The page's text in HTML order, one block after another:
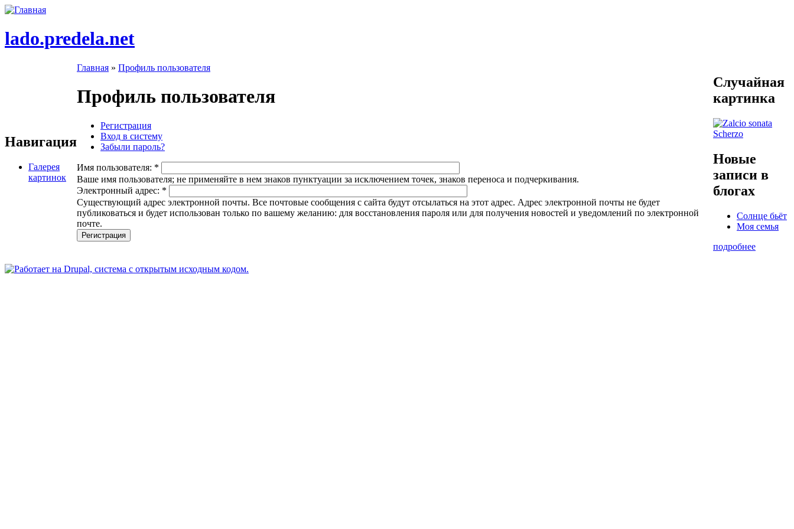
lado.predela.net
Навигация
Галерея
картинок
Главная » Профиль пользователя
Профиль пользователя
Регистрация
Вход в систему
Забыли пароль?
Имя пользователя: *
Ваше имя пользователя; не применяйте в нем знаков пунктуации за исключением точек, знаков переноса и подчеркивания.
Электронный адрес: *
Существующий адрес электронной почты. Все почтовые сообщения с сайта будут отсылаться на этот адрес. Адрес электронной почты не будет
публиковаться и будет использован только по вашему желанию: для восстановления пароля или для получения новостей и уведомлений по электронной
почте.
Случайная
картинка
Новые
записи в
блогах
Солнце бьёт
Моя семья
подробнее